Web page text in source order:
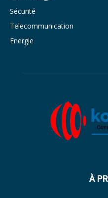
Sécurité
Telecommunication
Energie
À